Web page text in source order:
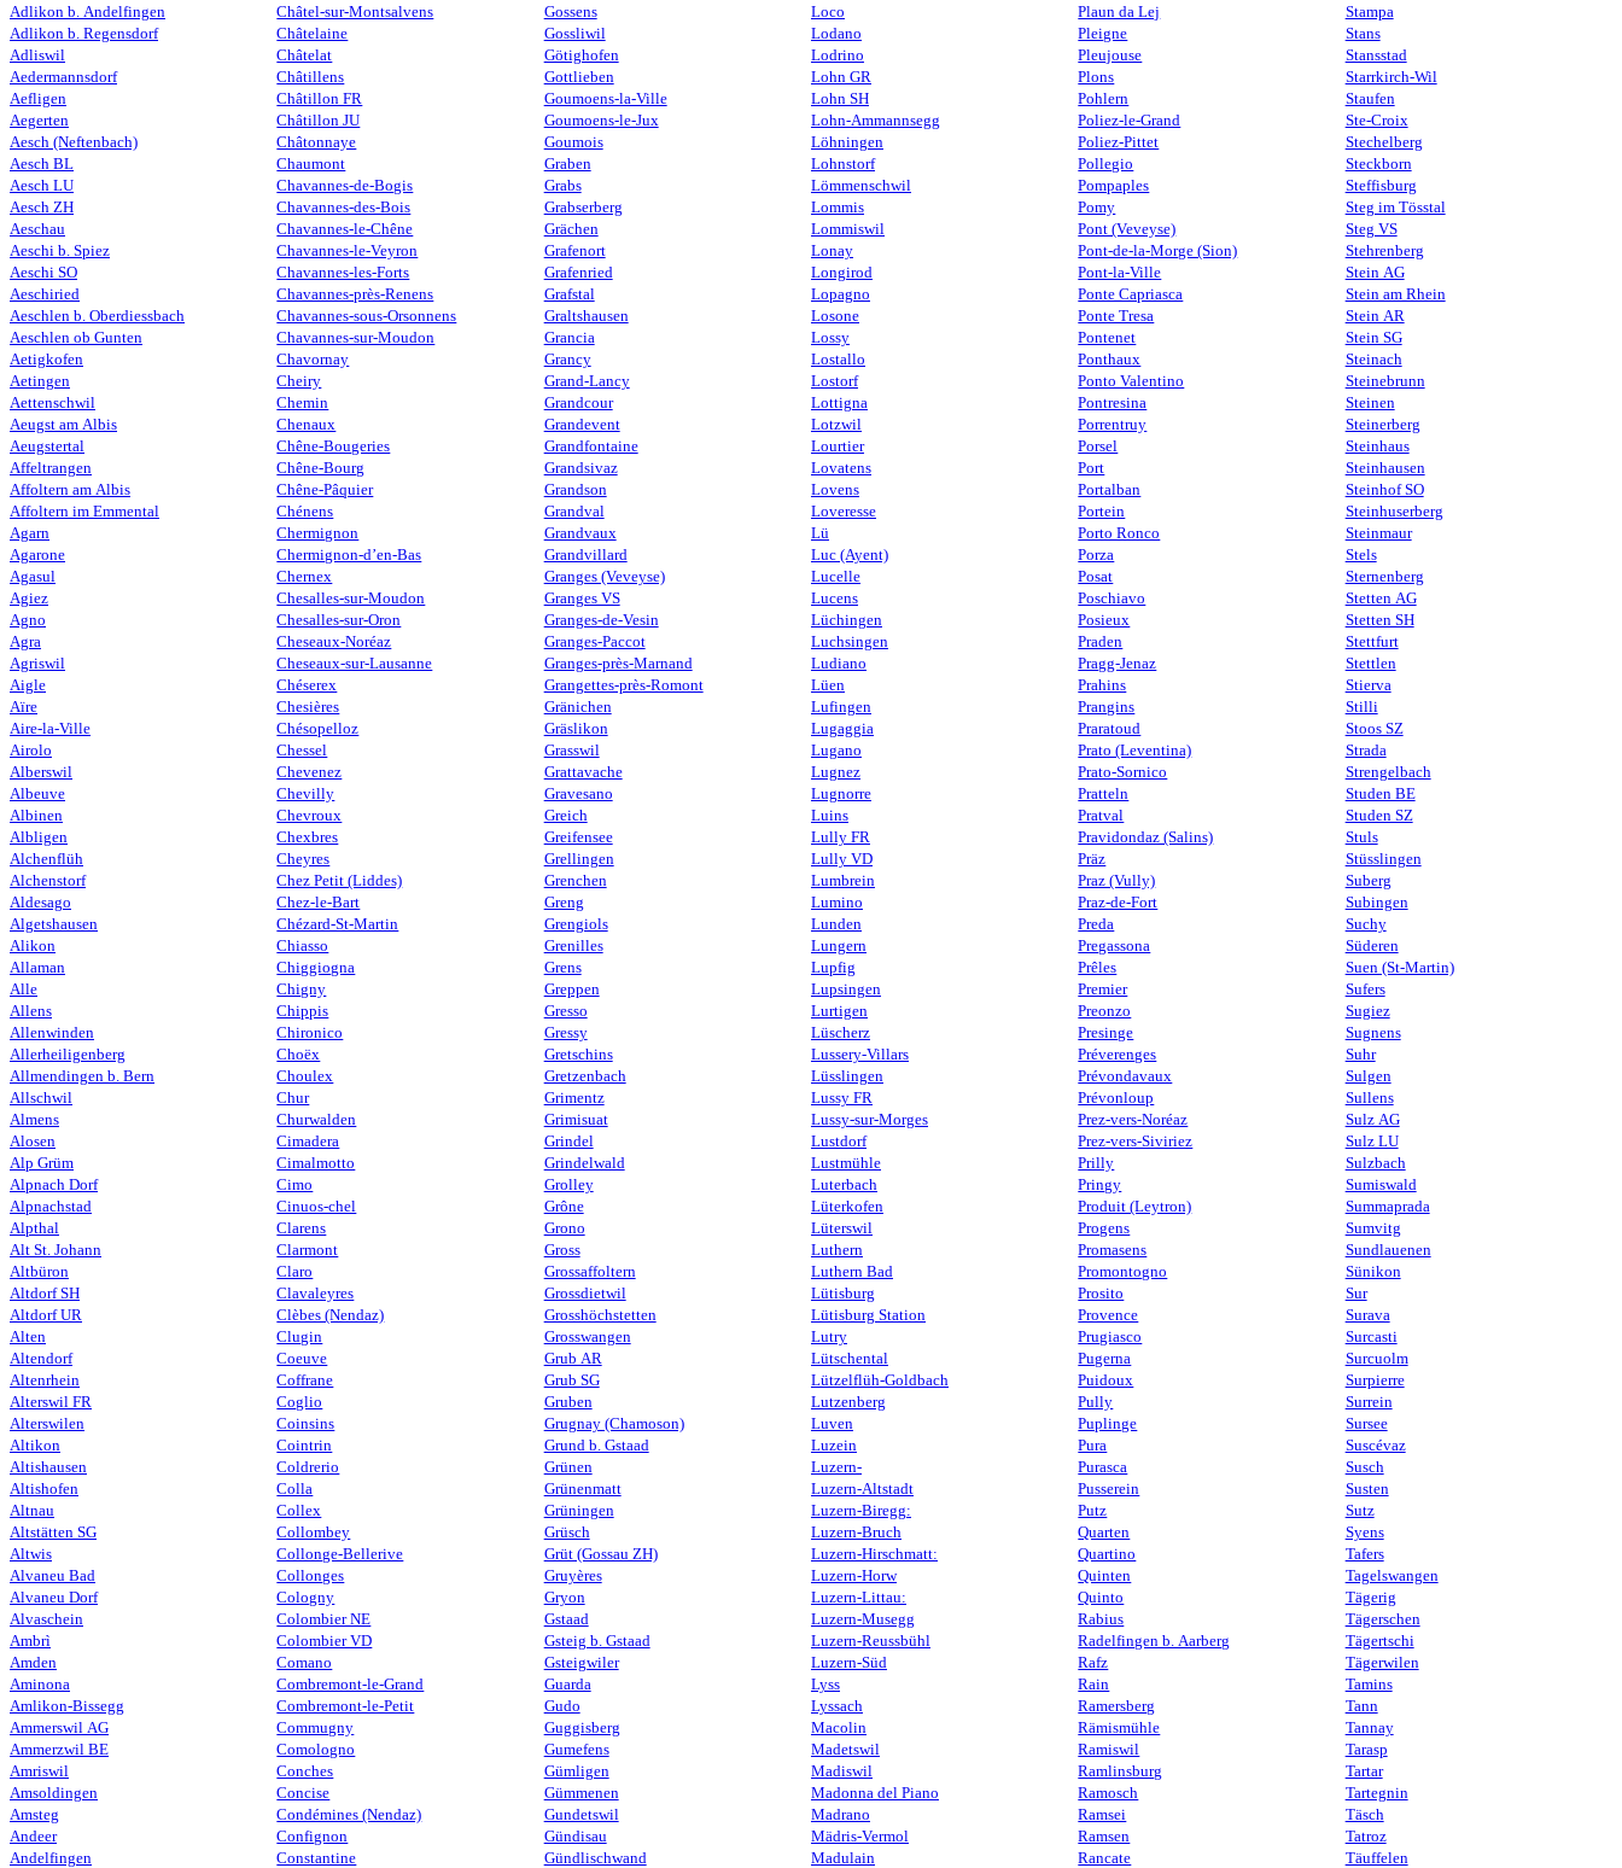
Adlikon b. Andelfingen
Adlikon b. Regensdorf
Adliswil
Aedermannsdorf
Aefligen
Aegerten
Aesch (Neftenbach)
Aesch BL
Aesch LU
Aesch ZH
Aeschau
Aeschi b. Spiez
Aeschi SO
Aeschiried
Aeschlen b. Oberdiessbach
Aeschlen ob Gunten
Aetigkofen
Aetingen
Aettenschwil
Aeugst am Albis
Aeugstertal
Affeltrangen
Affoltern am Albis
Affoltern im Emmental
Agarn
Agarone
Agasul
Agiez
Agno
Agra
Agriswil
Aigle
Aïre
Aire-la-Ville
Airolo
Alberswil
Albeuve
Albinen
Albligen
Alchenflüh
Alchenstorf
Aldesago
Algetshausen
Alikon
Allaman
Alle
Allens
Allenwinden
Allerheiligenberg
Allmendingen b. Bern
Allschwil
Almens
Alosen
Alp Grüm
Alpnach Dorf
Alpnachstad
Alpthal
Alt St. Johann
Altbüron
Altdorf SH
Altdorf UR
Alten
Altendorf
Altenrhein
Alterswil FR
Alterswilen
Altikon
Altishausen
Altishofen
Altnau
Altstätten SG
Altwis
Alvaneu Bad
Alvaneu Dorf
Alvaschein
Ambrì
Amden
Aminona
Amlikon-Bissegg
Ammerswil AG
Ammerzwil BE
Amriswil
Amsoldingen
Amsteg
Andeer
Andelfingen
Châtel-sur-Montsalvens
Châtelaine
Châtelat
Châtillens
Châtillon FR
Châtillon JU
Châtonnaye
Chaumont
Chavannes-de-Bogis
Chavannes-des-Bois
Chavannes-le-Chêne
Chavannes-le-Veyron
Chavannes-les-Forts
Chavannes-près-Renens
Chavannes-sous-Orsonnens
Chavannes-sur-Moudon
Chavornay
Cheiry
Chemin
Chenaux
Chêne-Bougeries
Chêne-Bourg
Chêne-Pâquier
Chénens
Chermignon
Chermignon-d’en-Bas
Chernex
Chesalles-sur-Moudon
Chesalles-sur-Oron
Cheseaux-Noréaz
Cheseaux-sur-Lausanne
Chéserex
Chesières
Chésopelloz
Chessel
Chevenez
Chevilly
Chevroux
Chexbres
Cheyres
Chez Petit (Liddes)
Chez-le-Bart
Chézard-St-Martin
Chiasso
Chiggiogna
Chigny
Chippis
Chironico
Choëx
Choulex
Chur
Churwalden
Cimadera
Cimalmotto
Cimo
Cinuos-chel
Clarens
Clarmont
Claro
Clavaleyres
Clèbes (Nendaz)
Clugin
Coeuve
Coffrane
Coglio
Coinsins
Cointrin
Coldrerio
Colla
Collex
Collombey
Collonge-Bellerive
Collonges
Cologny
Colombier NE
Colombier VD
Comano
Combremont-le-Grand
Combremont-le-Petit
Commugny
Comologno
Conches
Concise
Condémines (Nendaz)
Confignon
Constantine
Gossens
Gossliwil
Götighofen
Gottlieben
Goumoens-la-Ville
Goumoens-le-Jux
Goumois
Graben
Grabs
Grabserberg
Grächen
Grafenort
Grafenried
Grafstal
Graltshausen
Grancia
Grancy
Grand-Lancy
Grandcour
Grandevent
Grandfontaine
Grandsivaz
Grandson
Grandval
Grandvaux
Grandvillard
Granges (Veveyse)
Granges VS
Granges-de-Vesin
Granges-Paccot
Granges-près-Marnand
Grangettes-près-Romont
Gränichen
Gräslikon
Grasswil
Grattavache
Gravesano
Greich
Greifensee
Grellingen
Grenchen
Greng
Grengiols
Grenilles
Grens
Greppen
Gresso
Gressy
Gretschins
Gretzenbach
Grimentz
Grimisuat
Grindel
Grindelwald
Grolley
Grône
Grono
Gross
Grossaffoltern
Grossdietwil
Grosshöchstetten
Grosswangen
Grub AR
Grub SG
Gruben
Grugnay (Chamoson)
Grund b. Gstaad
Grünen
Grünenmatt
Grüningen
Grüsch
Grüt (Gossau ZH)
Gruyères
Gryon
Gstaad
Gsteig b. Gstaad
Gsteigwiler
Guarda
Gudo
Guggisberg
Gumefens
Gümligen
Gümmenen
Gundetswil
Gündisau
Gündlischwand
Loco
Lodano
Lodrino
Lohn GR
Lohn SH
Lohn-Ammannsegg
Löhningen
Lohnstorf
Lömmenschwil
Lommis
Lommiswil
Lonay
Longirod
Lopagno
Losone
Lossy
Lostallo
Lostorf
Lottigna
Lotzwil
Lourtier
Lovatens
Lovens
Loveresse
Lü
Luc (Ayent)
Lucelle
Lucens
Lüchingen
Luchsingen
Ludiano
Lüen
Lufingen
Lugaggia
Lugano
Lugnez
Lugnorre
Luins
Lully FR
Lully VD
Lumbrein
Lumino
Lunden
Lungern
Lupfig
Lupsingen
Lurtigen
Lüscherz
Lussery-Villars
Lüsslingen
Lussy FR
Lussy-sur-Morges
Lustdorf
Lustmühle
Luterbach
Lüterkofen
Lüterswil
Luthern
Luthern Bad
Lütisburg
Lütisburg Station
Lutry
Lütschental
Lützelflüh-Goldbach
Lutzenberg
Luven
Luzein
Luzern-
Luzern-Altstadt
Luzern-Biregg:
Luzern-Bruch
Luzern-Hirschmatt:
Luzern-Horw
Luzern-Littau:
Luzern-Musegg
Luzern-Reussbühl
Luzern-Süd
Lyss
Lyssach
Macolin
Madetswil
Madiswil
Madonna del Piano
Madrano
Mädris-Vermol
Madulain
Plaun da Lej
Pleigne
Pleujouse
Plons
Pohlern
Poliez-le-Grand
Poliez-Pittet
Pollegio
Pompaples
Pomy
Pont (Veveyse)
Pont-de-la-Morge (Sion)
Pont-la-Ville
Ponte Capriasca
Ponte Tresa
Pontenet
Ponthaux
Ponto Valentino
Pontresina
Porrentruy
Porsel
Port
Portalban
Portein
Porto Ronco
Porza
Posat
Poschiavo
Posieux
Praden
Pragg-Jenaz
Prahins
Prangins
Praratoud
Prato (Leventina)
Prato-Sornico
Pratteln
Pratval
Pravidondaz (Salins)
Präz
Praz (Vully)
Praz-de-Fort
Preda
Pregassona
Prêles
Premier
Preonzo
Presinge
Préverenges
Prévondavaux
Prévonloup
Prez-vers-Noréaz
Prez-vers-Siviriez
Prilly
Pringy
Produit (Leytron)
Progens
Promasens
Promontogno
Prosito
Provence
Prugiasco
Pugerna
Puidoux
Pully
Puplinge
Pura
Purasca
Pusserein
Putz
Quarten
Quartino
Quinten
Quinto
Rabius
Radelfingen b. Aarberg
Rafz
Rain
Ramersberg
Rämismühle
Ramiswil
Ramlinsburg
Ramosch
Ramsei
Ramsen
Rancate
Stampa
Stans
Stansstad
Starrkirch-Wil
Staufen
Ste-Croix
Stechelberg
Steckborn
Steffisburg
Steg im Tösstal
Steg VS
Stehrenberg
Stein AG
Stein am Rhein
Stein AR
Stein SG
Steinach
Steinebrunn
Steinen
Steinerberg
Steinhaus
Steinhausen
Steinhof SO
Steinhuserberg
Steinmaur
Stels
Sternenberg
Stetten AG
Stetten SH
Stettfurt
Stettlen
Stierva
Stilli
Stoos SZ
Strada
Strengelbach
Studen BE
Studen SZ
Stuls
Stüsslingen
Suberg
Subingen
Suchy
Süderen
Suen (St-Martin)
Sufers
Sugiez
Sugnens
Suhr
Sulgen
Sullens
Sulz AG
Sulz LU
Sulzbach
Sumiswald
Summaprada
Sumvitg
Sundlauenen
Sünikon
Sur
Surava
Surcasti
Surcuolm
Surpierre
Surrein
Sursee
Suscévaz
Susch
Susten
Sutz
Syens
Tafers
Tagelswangen
Tägerig
Tägerschen
Tägertschi
Tägerwilen
Tamins
Tann
Tannay
Tarasp
Tartar
Tartegnin
Täsch
Tatroz
Täuffelen